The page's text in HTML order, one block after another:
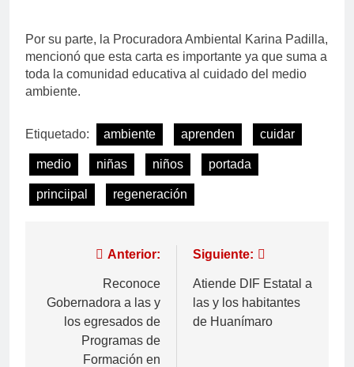
Por su parte, la Procuradora Ambiental Karina Padilla,
mencionó que esta carta es importante ya que suma a
toda la comunidad educativa al cuidado del medio
ambiente.
Etiquetado: ambiente aprenden cuidar
medio niñas niños portada
princiipal regeneración
Anterior:
Reconoce
Gobernadora a las y
los egresados de
Programas de
Formación en
Siguiente:
Atiende DIF Estatal a
las y los habitantes
de Huanímaro